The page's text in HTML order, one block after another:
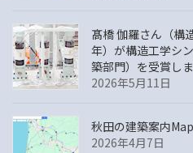
髙橋 伽羅さん（
年）が構造工学シ
築部門）を受賞し
2026年5月11日
秋田の建築案内
2026年4月7日